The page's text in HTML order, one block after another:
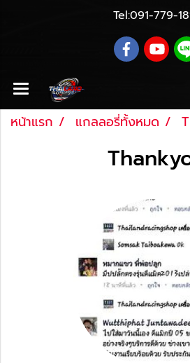
Tel:091-779-
หน้าแรก แกลลอรี่ทั้งหมด